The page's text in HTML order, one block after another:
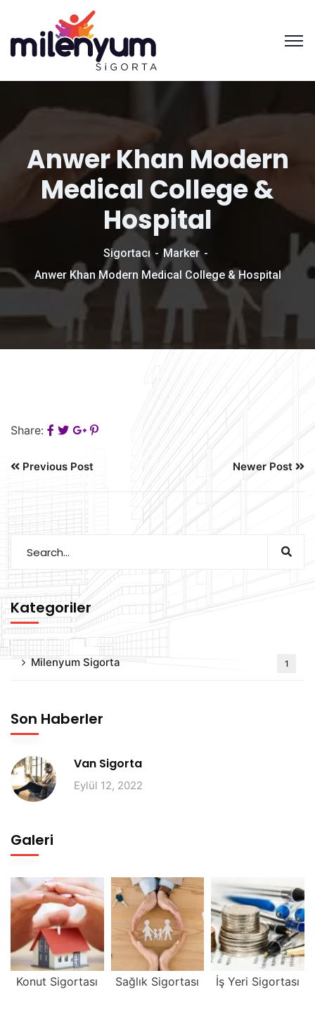
Anwer Khan Modern
Medical College &
Hospital
Sigortacı
Marker
Anwer Khan Modern Medical College & Hospital
Share:
Previous Post Newer Post
Kategoriler
Milenyum Sigorta 1
Son Haberler
Van Sigorta
Eylül 12, 2022
Galeri
Konut Sigortası Sağlık Sigortası İş Yeri Sigortası